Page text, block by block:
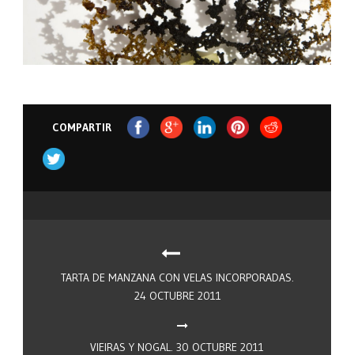
COMPARTIR
TARTA DE MANZANA CON VELAS INCORPORADAS.
24 OCTUBRE 2011
VIEIRAS Y NOGAL. 30 OCTUBRE 2011